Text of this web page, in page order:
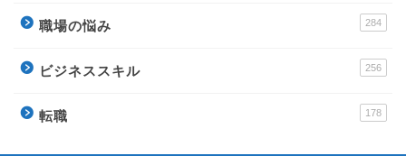
職場の悩み 284
ビジネススキル 256
転職 178